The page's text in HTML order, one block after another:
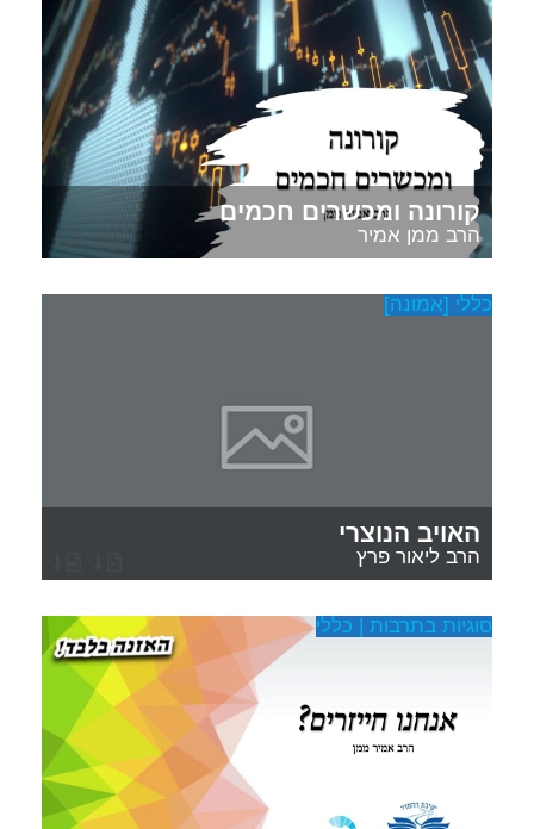
קורונה ומכשרים חכמים
הרב ממן אמיר
כללי [אמונה]
האויב הנוצרי
הרב ליאור פרץ
סוגיות בתרבות | כללי